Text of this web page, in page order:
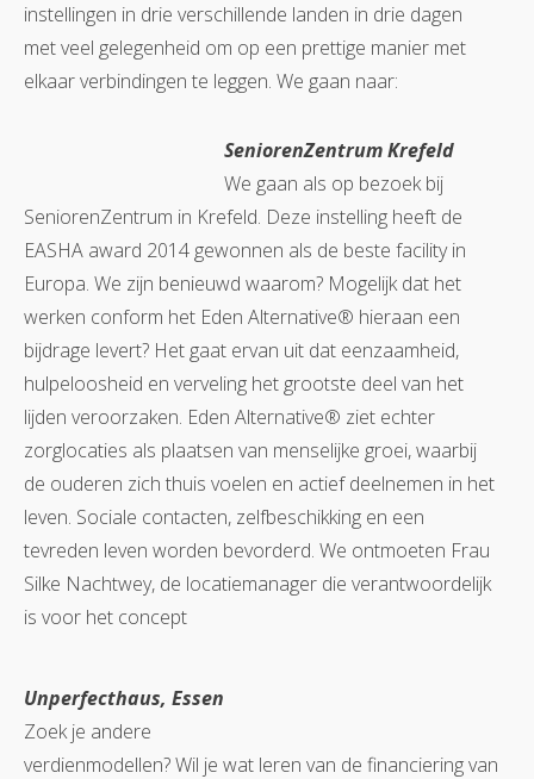
instellingen in drie verschillende landen in drie dagen
met veel gelegenheid om op een prettige manier met
elkaar verbindingen te leggen. We gaan naar:
SeniorenZentrum Krefeld
We gaan als op bezoek bij
SeniorenZentrum in Krefeld. Deze instelling heeft de
EASHA award 2014 gewonnen als de beste facility in
Europa. We zijn benieuwd waarom? Mogelijk dat het
werken conform het Eden Alternative® hieraan een
bijdrage levert? Het gaat ervan uit dat eenzaamheid,
hulpeloosheid en verveling het grootste deel van het
lijden veroorzaken. Eden Alternative® ziet echter
zorglocaties als plaatsen van menselijke groei, waarbij
de ouderen zich thuis voelen en actief deelnemen in het
leven. Sociale contacten, zelfbeschikking en een
tevreden leven worden bevorderd. We ontmoeten Frau
Silke Nachtwey, de locatiemanager die verantwoordelijk
is voor het concept
Unperfecthaus, Essen
Zoek je andere
verdienmodellen? Wil je wat leren van de financiering van